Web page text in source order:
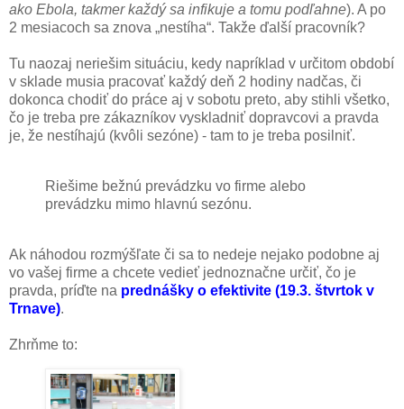
ako Ebola, takmer každý sa infikuje a tomu podľahne). A po
2 mesiacoch sa znova „nestíha“. Takže ďalší pracovník?
Tu naozaj neriešim situáciu, kedy napríklad v určitom období
v sklade musia pracovať každý deň 2 hodiny nadčas, či
dokonca chodiť do práce aj v sobotu preto, aby stihli všetko,
čo je treba pre zákazníkov vyskladniť dopravcovi a pravda
je, že nestíhajú (kvôli sezóne) - tam to je treba posilniť.
Riešime bežnú prevádzku vo firme alebo
prevádzku mimo hlavnú sezónu.
Ak náhodou rozmýšľate či sa to nedeje nejako podobne aj
vo vašej firme a chcete vedieť jednoznačne určiť, čo je
pravda, príďte na prednášky o efektivite (19.3. štvrtok v
Trnave).
Zhrňme to: